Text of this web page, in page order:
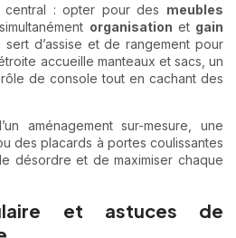
: opter pour des meubles
organisation et gain
d’assise et de rangement pour
accueille manteaux et sacs, un
de console tout en cachant des
aménagement sur-mesure, une
des placards à portes coulissantes
désordre et de maximiser chaque
et astuces de